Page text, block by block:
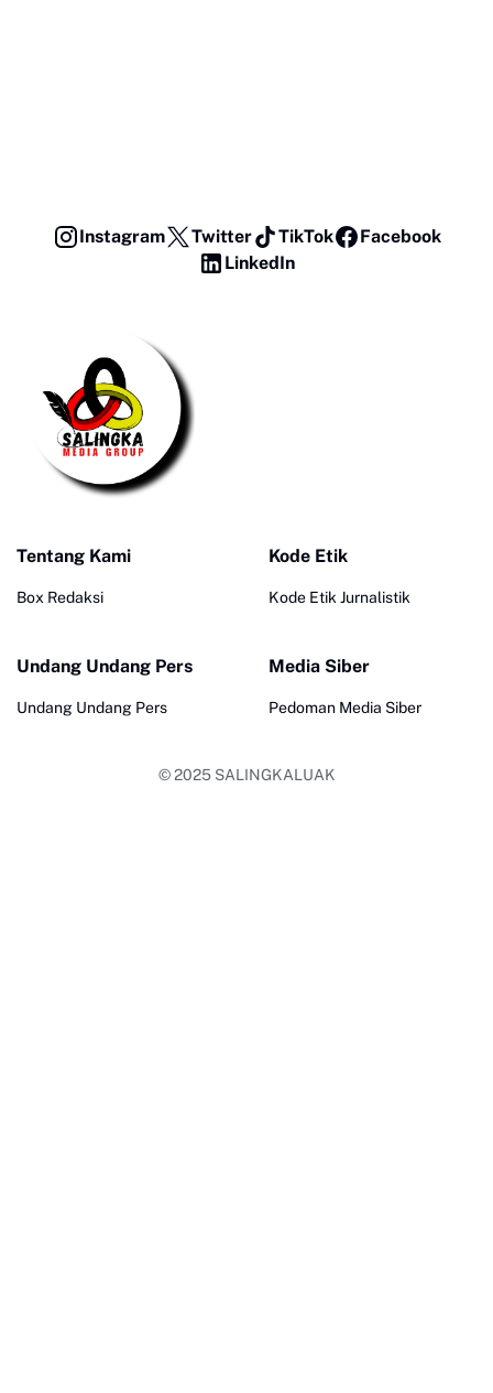
Instagram Twitter TikTok
Facebook
LinkedIn
Tentang Kami
Box Redaksi
Kode Etik
Kode Etik Jurnalistik
Undang Undang Pers
Undang Undang Pers
Media Siber
Pedoman Media Siber
© 2025 SALINGKALUAK